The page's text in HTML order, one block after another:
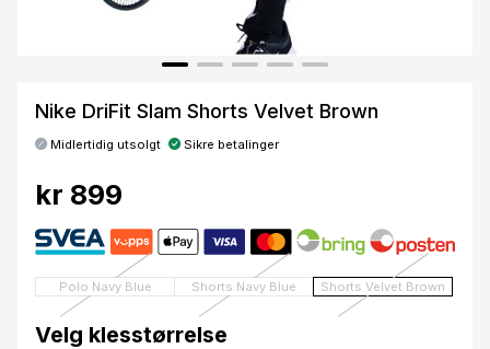
Nike DriFit Slam Shorts Velvet Brown
Midlertidig utsolgt Sikre betalinger
kr 899
Polo Navy Blue Shorts Navy Blue Shorts Velvet Brown
Velg klesstørrelse